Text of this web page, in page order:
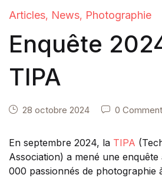
Articles, News, Photographie
Enquête
TIPA
28 octobre 2024 0
En septembre 2024, la TIPA
Association) a mené une
000 passionnés de photographie